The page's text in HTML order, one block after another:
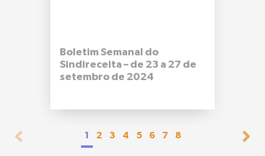
Boletim Semanal do
Sindireceita – de 23 a 27 de
setembro de 2024
1 2 3 4 5 6 7 8